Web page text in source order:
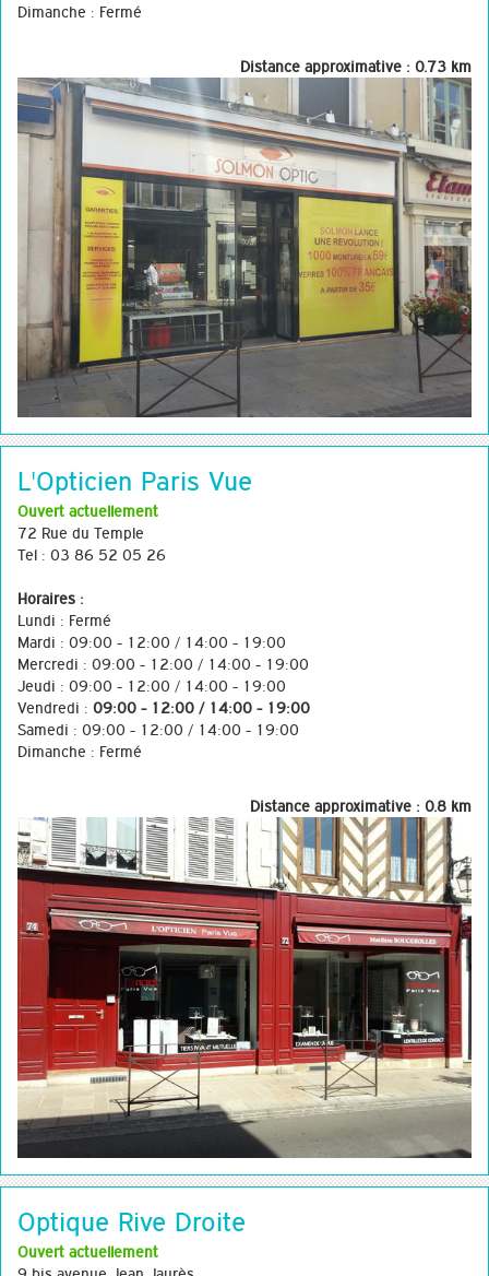
Dimanche : Fermé
Distance approximative : 0.73 km
L'Opticien Paris Vue
Ouvert actuellement
72 Rue du Temple
Tel : 03 86 52 05 26
Horaires :
Lundi : Fermé
Mardi : 09:00 - 12:00 / 14:00 - 19:00
Mercredi : 09:00 - 12:00 / 14:00 - 19:00
Jeudi : 09:00 - 12:00 / 14:00 - 19:00
Vendredi : 09:00 - 12:00 / 14:00 - 19:00
Samedi : 09:00 - 12:00 / 14:00 - 19:00
Dimanche : Fermé
Distance approximative : 0.8 km
Optique Rive Droite
Ouvert actuellement